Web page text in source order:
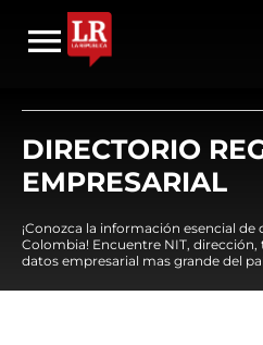
DIRECTORIO
EMPRESARIAL
¡Conozca la información esencial
Colombia! Encuentre NIT, dirección,
datos empresarial mas grande del